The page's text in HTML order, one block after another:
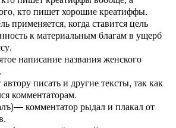
кто пишет хорошие креатиффы.
применяется, когда ставится цель
к материальным благам в ущерб
написание названия женского
писать и другие тексты, так как
комментаторам.
комментатор рыдал и плакал от